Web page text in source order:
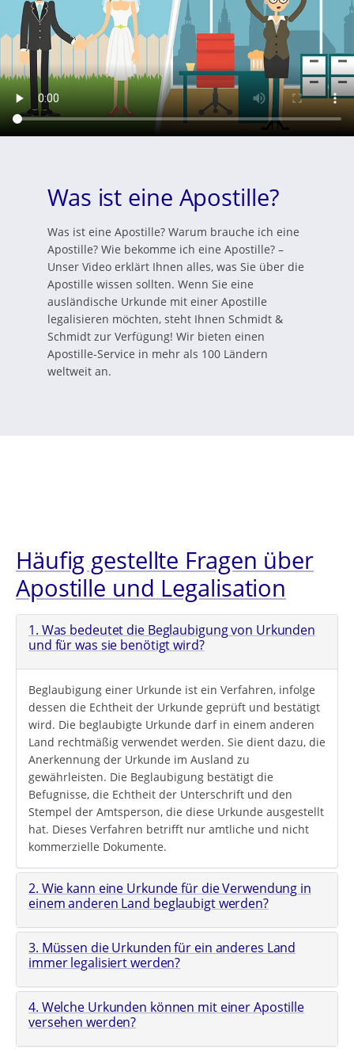
Was ist eine Apostille?
Was ist eine Apostille? Warum brauche ich eine
Apostille? Wie bekomme ich eine Apostille? –
Unser Video erklärt Ihnen alles, was Sie über die
Apostille wissen sollten. Wenn Sie eine
ausländische Urkunde mit einer Apostille
legalisieren möchten, steht Ihnen Schmidt &
Schmidt zur Verfügung! Wir bieten einen
Apostille-Service in mehr als 100 Ländern
weltweit an.
Häufig gestellte Fragen über
Apostille und Legalisation
1. Was bedeutet die Beglaubigung von Urkunden
und für was sie benötigt wird?
Beglaubigung einer Urkunde ist ein Verfahren, infolge
dessen die Echtheit der Urkunde geprüft und bestätigt
wird. Die beglaubigte Urkunde darf in einem anderen
Land rechtmäßig verwendet werden. Sie dient dazu, die
Anerkennung der Urkunde im Ausland zu
gewährleisten. Die Beglaubigung bestätigt die
Befugnisse, die Echtheit der Unterschrift und den
Stempel der Amtsperson, die diese Urkunde ausgestellt
hat. Dieses Verfahren betrifft nur amtliche und nicht
kommerzielle Dokumente.
2. Wie kann eine Urkunde für die Verwendung in
einem anderen Land beglaubigt werden?
3. Müssen die Urkunden für ein anderes Land
immer legalisiert werden?
4. Welche Urkunden können mit einer Apostille
versehen werden?